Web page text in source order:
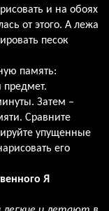
и на обоях
от этого. А лежа
песок
память:
предмет.
Затем –
Сравните
упущенные
его
Я